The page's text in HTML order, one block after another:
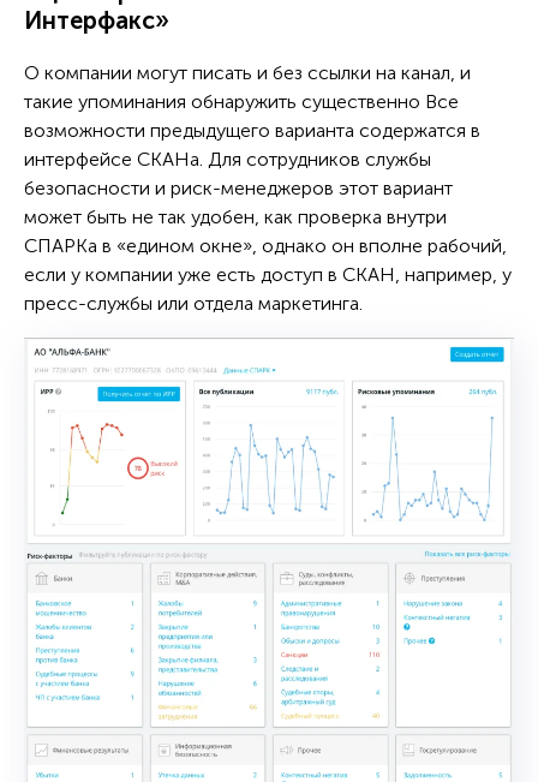
Интерфакс»
О компании могут писать и без ссылки на канал, и
такие упоминания обнаружить существенно Все
возможности предыдущего варианта содержатся в
интерфейсе СКАНа. Для сотрудников службы
безопасности и риск-менеджеров этот вариант
может быть не так удобен, как проверка внутри
СПАРКа в «едином окне», однако он вполне рабочий,
если у компании уже есть доступ в СКАН, например, у
пресс-службы или отдела маркетинга.